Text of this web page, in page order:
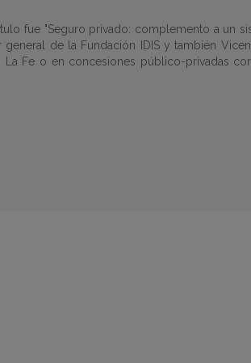
fue "Seguro privado: complemento a un
de la Fundación IDIS y también
Fe o en concesiones público-privadas